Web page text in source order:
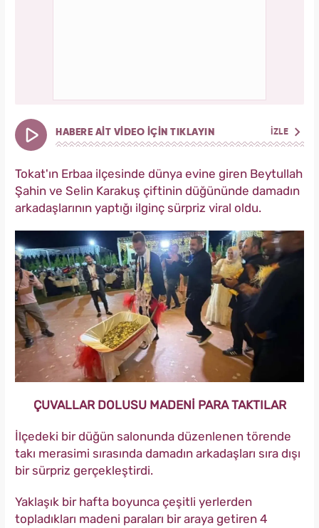
HABERE AİT VİDEO İÇİN TIKLAYIN İZLE
Tokat'ın Erbaa ilçesinde dünya evine giren Beytullah
Şahin ve Selin Karakuş çiftinin düğününde damadın
arkadaşlarının yaptığı ilginç sürpriz viral oldu.
ÇUVALLAR DOLUSU MADENİ PARA TAKTILAR
İlçedeki bir düğün salonunda düzenlenen törende
takı merasimi sırasında damadın arkadaşları sıra dışı
bir sürpriz gerçekleştirdi.
Yaklaşık bir hafta boyunca çeşitli yerlerden
topladıkları madeni paraları bir araya getiren 4